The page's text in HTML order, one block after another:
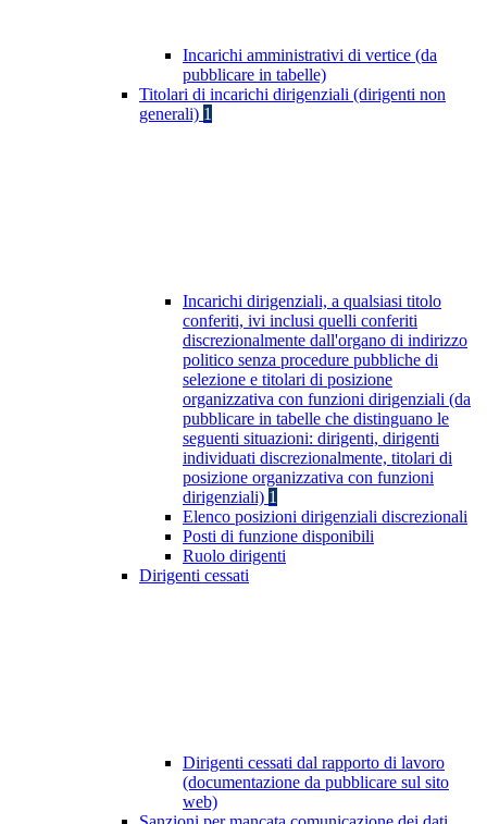
Incarichi amministrativi di vertice (da
pubblicare in tabelle)
Titolari di incarichi dirigenziali (dirigenti non
generali) 1
Incarichi dirigenziali, a qualsiasi titolo
conferiti, ivi inclusi quelli conferiti
discrezionalmente dall'organo di indirizzo
politico senza procedure pubbliche di
selezione e titolari di posizione
organizzativa con funzioni dirigenziali (da
pubblicare in tabelle che distinguano le
seguenti situazioni: dirigenti, dirigenti
individuati discrezionalmente, titolari di
posizione organizzativa con funzioni
dirigenziali) 1
Elenco posizioni dirigenziali discrezionali
Posti di funzione disponibili
Ruolo dirigenti
Dirigenti cessati
Dirigenti cessati dal rapporto di lavoro
(documentazione da pubblicare sul sito
web)